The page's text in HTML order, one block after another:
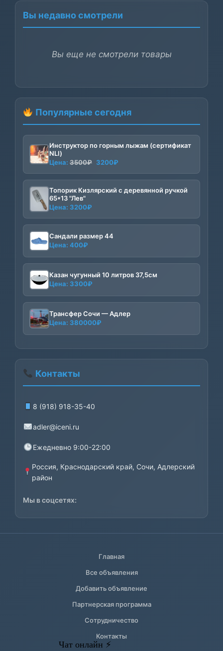
Вы недавно смотрели
Вы еще не смотрели товары
Популярные сегодня
Инструктор по горным лыжам (сертификат
NLI)
Цена: 3500₽ Первоначальная
составляла
3500₽.
3200₽
3200₽.
Топорик Кизлярский с деревянной ручкой
65*13 "Лев"
Цена: 3200₽
Сандали размер 44
Цена: 400₽
Казан чугунный 10 литров 37,5см
Цена: 3300₽
Трансфер Сочи — Адлер
Цена: 380000₽
Контакты
8 (918) 918-35-40
adler@iceni.ru
Ежедневно 9:00-22:00
Россия, Краснодарский край, Сочи, Адлерский
район
Мы в соцсетях:
Главная
Все объявления
Добавить объявление
Партнерская программа
Сотрудничество
Контакты